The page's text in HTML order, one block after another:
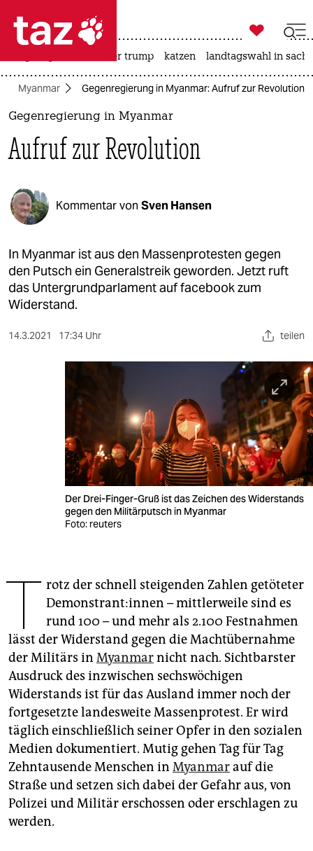
 taz zahl ich
taz zahl ich
themen
politik
öko
gesellschaft
kultur
sport
veranstaltungen
fragen & hilfe
genossenschaft
epaper login

taz zahl ich
usa unter trump katzen landtagswahl in
Myanmar Gegenregierung in Myanmar: Aufruf zur Revolution
Gegenregierung in Myanmar
Aufruf zur Revolution
Kommentar von Sven Hansen
In Myanmar ist aus den Massenprotesten gegen
den Putsch ein Generalstreik geworden. Jetzt ruft
das Untergrundparlament auf facebook zum
Widerstand.
14.3.2021 17:34 Uhr teilen
Der Drei-Finger-Gruß ist das Zeichen des Widerstands
gegen den Militärputsch in Myanmar
Foto: reuters
T rotz der schnell steigenden Zahlen getöteter
De­mons­tran­t:in­nen – mittlerweile sind es
rund 100 – und mehr als 2.100 Festnahmen
lässt der Widerstand gegen die Machtübernahme
der Militärs in Myanmarnicht nach. Sichtbarster
Ausdruck des inzwischen sechswöchigen
Widerstands ist für das ­Ausland immer noch der
fortgesetzte landesweite ­Massenprotest. Er wird
täglich einschließlich seiner Opfer in den sozialen
Medien do­kumentiert. Mutig gehen Tag für Tag
Zehn­tausende Menschen in Myanmarauf die
Straße und setzen sich dabei der Gefahr aus, von
Polizei und Militär erschossen oder erschlagen zu
werden.